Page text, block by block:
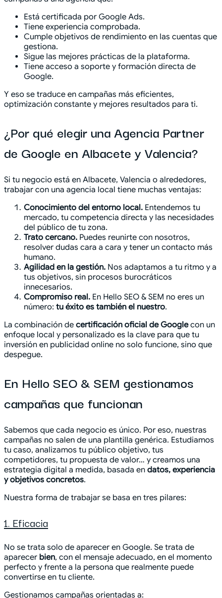
Está certificada por Google Ads.
Tiene experiencia comprobada.
Cumple objetivos de rendimiento en las cuentas que
gestiona.
Sigue las mejores prácticas de la plataforma.
Tiene acceso a soporte y formación directa de
Google.
Y eso se traduce en campañas más eficientes,
optimización constante y mejores resultados para ti.
¿Por qué elegir una Agencia Partner
de Google en Albacete y Valencia?
Si tu negocio está en Albacete, Valencia o alrededores,
trabajar con una agencia local tiene muchas ventajas:
Conocimiento del entorno local. Entendemos tu
mercado, tu competencia directa y las necesidades
del público de tu zona.
Trato cercano. Puedes reunirte con nosotros,
resolver dudas cara a cara y tener un contacto más
humano.
Agilidad en la gestión. Nos adaptamos a tu ritmo y a
tus objetivos, sin procesos burocráticos
innecesarios.
Compromiso real. En Hello SEO & SEM no eres un
número: tu éxito es también el nuestro.
La combinación de certificación oficial de Googlecon un
enfoque local y personalizado es la clave para que tu
inversión en publicidad online no solo funcione, sino que
despegue.
En Hello SEO & SEM gestionamos
campañas que funcionan
Sabemos que cada negocio es único. Por eso, nuestras
campañas no salen de una plantilla genérica. Estudiamos
tu caso, analizamos tu público objetivo, tus
competidores, tu propuesta de valor… y creamos una
estrategia digital a medida, basada en datos, experiencia
y objetivos concretos.
Nuestra forma de trabajar se basa en tres pilares:
1. Eficacia
No se trata solo de aparecer en Google. Se trata de
aparecer bien, con el mensaje adecuado, en el momento
perfecto y frente a la persona que realmente puede
convertirse en tu cliente.
Gestionamos campañas orientadas a: